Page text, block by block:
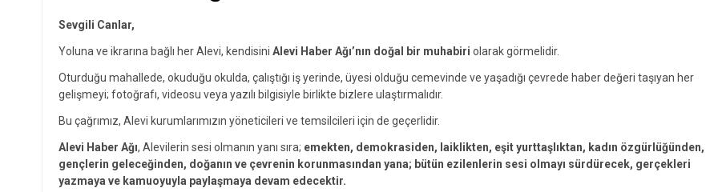
Sevgili Canlar,
Yoluna ve ikrarına bağlı her Alevi, kendisini Alevi Haber Ağı’nın doğal bir muhabiri olarak görmelidir.
Oturduğu mahallede, okuduğu okulda, çalıştığı iş yerinde, üyesi olduğu cemevinde ve yaşadığı çevrede haber değeri taşıyan her
gelişmeyi; fotoğrafı, videosu veya yazılı bilgisiyle birlikte bizlere ulaştırmalıdır.
Bu çağrımız, Alevi kurumlarımızın yöneticileri ve temsilcileri için de geçerlidir.
Alevi Haber Ağı, Alevilerin sesi olmanın yanı sıra; emekten, demokrasiden, laiklikten, eşit yurttaşlıktan, kadın özgürlüğünden,
gençlerin geleceğinden, doğanın ve çevrenin korunmasından yana; bütün ezilenlerin sesi olmayı sürdürecek, gerçekleri
yazmaya ve kamuoyuyla paylaşmaya devam edecektir.